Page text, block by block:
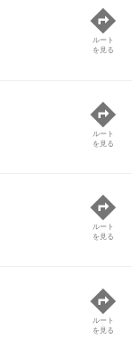
ルート
を見る
ルート
を見る
ルート
を見る
ルート
を見る